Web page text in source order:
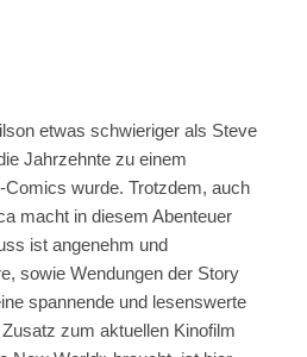
etwas schwieriger als Steve
Jahrzehnte zu einem
wurde. Trotzdem, auch
macht in diesem Abenteuer
ist angenehm und
sowie Wendungen der Story
spannende und lesenswerte
zum aktuellen Kinofilm